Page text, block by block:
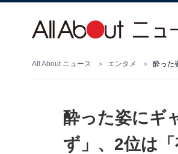
All About ニュース エンタメ 酔った
酔った姿にギ
ず」、2位は